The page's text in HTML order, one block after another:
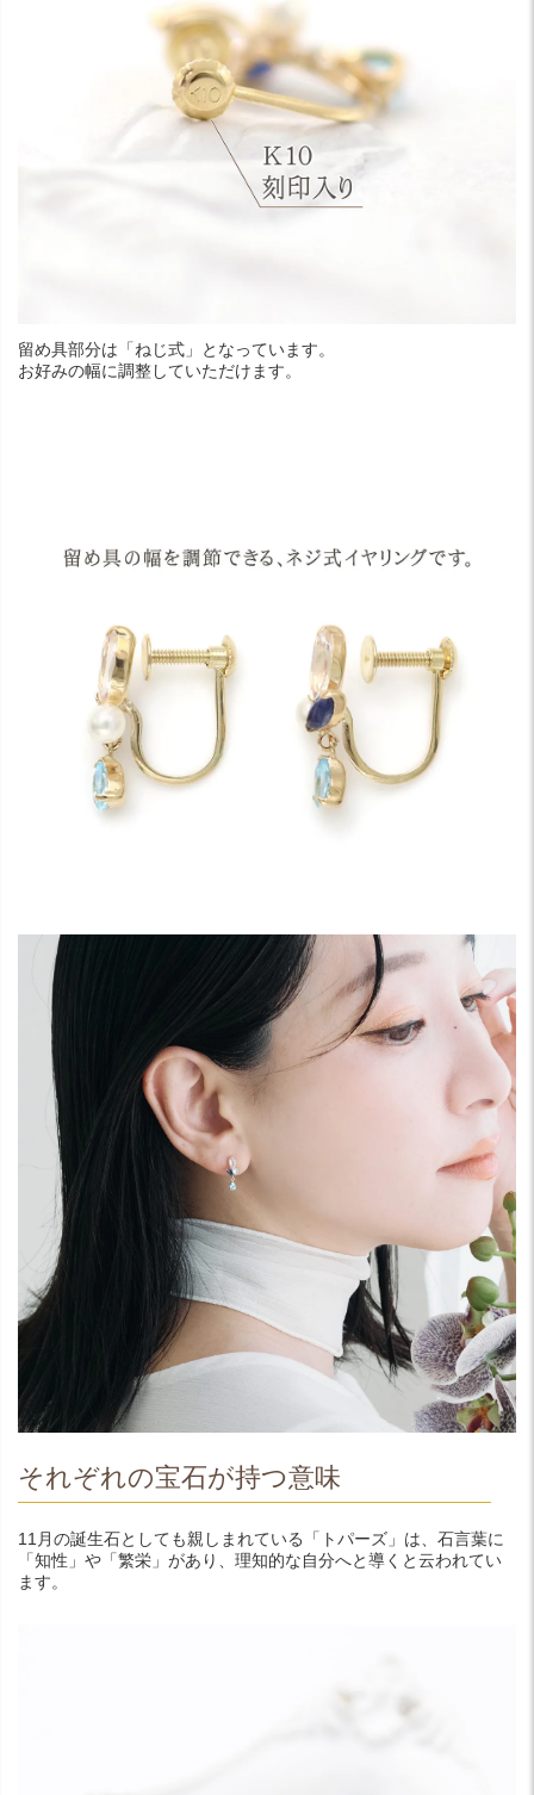
留め具部分は「ねじ式」となっています。
お好みの幅に調整していただけます。
それぞれの宝石が持つ意味
11月の誕生石としても親しまれている「トパーズ」は、石言葉に
「知性」や「繁栄」があり、理知的な自分へと導くと云われてい
ます。